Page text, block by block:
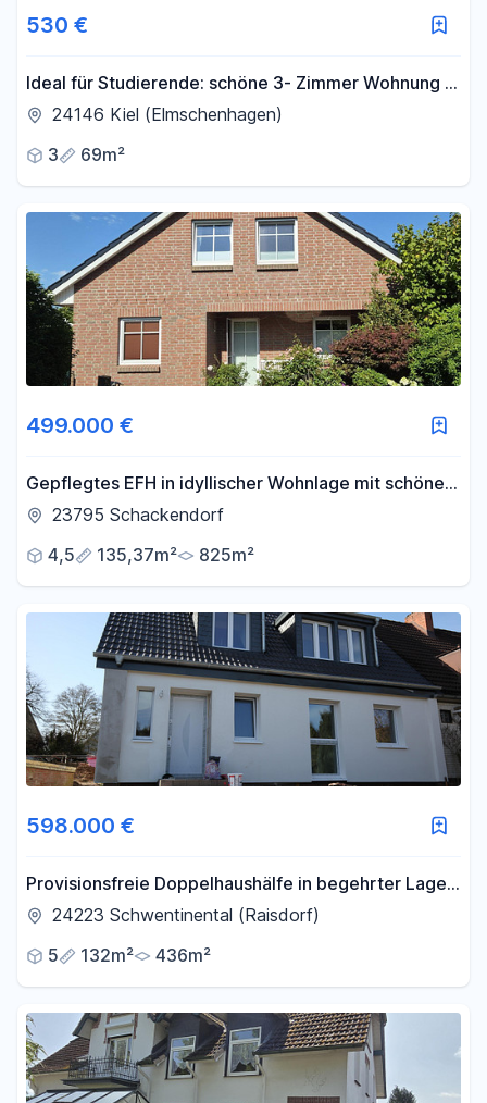
530 €
Ideal für Studierende: schöne 3- Zimmer Wohnung in
Elmschenhagen
24146 Kiel (Elmschenhagen)
3
69m²
499.000 €
Gepflegtes EFH in idyllischer Wohnlage mit schönem
Garten nahe Bad Segeberg
23795 Schackendorf
4,5
135,37m² 825m²
598.000 €
Provisionsfreie Doppelhaushälfe in begehrter Lage
nahe der Schwentine
24223 Schwentinental (Raisdorf)
5
132m² 436m²